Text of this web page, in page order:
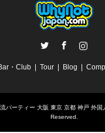
・Club Tour Blog
パーティー 大阪 東京 京都 神戸 外国
Reserved.